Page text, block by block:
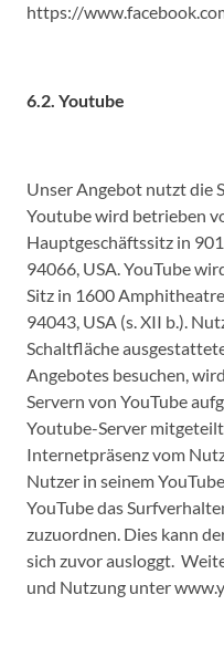
https://
6.2. Youtube
Unser Angebot nutzt die
Youtube wird betrieben
Hauptgeschäftssitz in
94066, USA. YouTube
Sitz in 1600
94043, USA (s. XII b.).
Schaltfläche
Angebotes besuchen,
Servern von YouTube
Youtube-Server
Internetpräsenz vom
Nutzer in seinem
YouTube das
zuzuordnen. Dies kann
sich zuvor ausloggt.
und Nutzung unter